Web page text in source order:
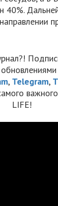
40%.
, Telegram,
LIFE!